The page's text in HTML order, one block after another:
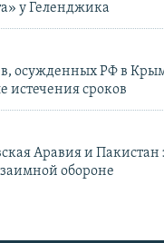
у Геленджика
осужденных РФ в
истечения сроков
Аравия и
обороне